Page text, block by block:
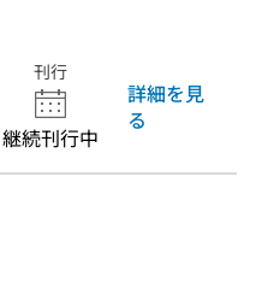
刊行
継続刊行中
詳細を見
る